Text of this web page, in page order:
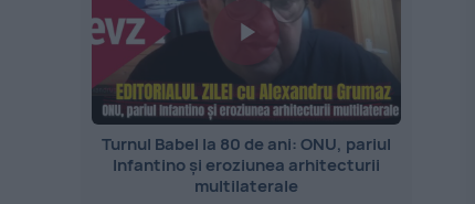
Turnul Babel la 80 de ani: ONU, pariul
Infantino și eroziunea arhitecturii
multilaterale